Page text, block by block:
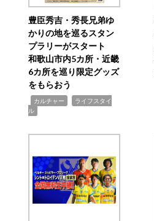
豊臣秀吉・秀長兄弟ゆ
かりの地を巡るスタン
プラリーがスタート
和歌山市内5カ所・近畿
6カ所を巡り限定グッズ
をもらおう
カルチャー
ライフスタイ
ル